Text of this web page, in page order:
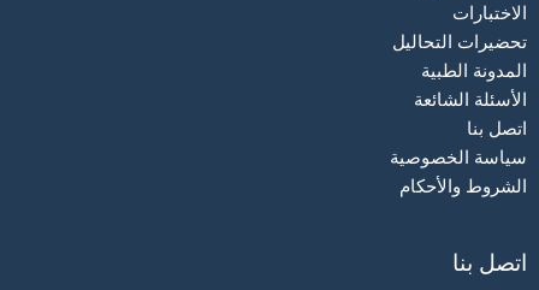
الاختبارات
تحضيرات التحاليل
المدونة الطبية
الأسئلة الشائعة
اتصل بنا
سياسة الخصوصية
الشروط والأحكام
اتصل بنا